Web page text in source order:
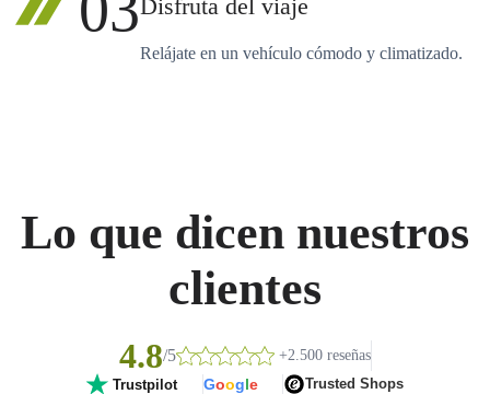
Disfruta del viaje
Relájate en un vehículo cómodo y climatizado.
Lo que dicen nuestros
clientes
4.8/5 +2.500 reseñas
Trustpilot Google Trusted Shops